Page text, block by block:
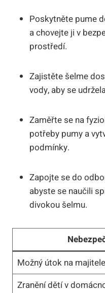
Poskytněte pume
a chovejte ji v
prostředí.
Zajistěte šelme
vody, aby se
Zaměřte se na
potřeby pumy a
podmínky.
Zapojte se do
abyste se naučili
divokou šelmu.
Možný útok na majitele
Zranění dětí v